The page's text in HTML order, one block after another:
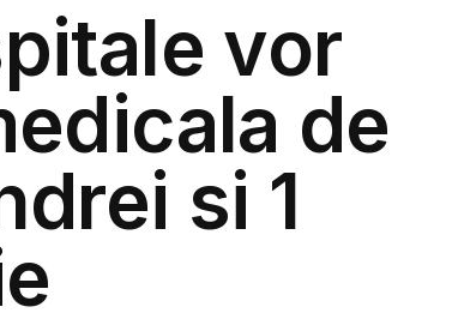
vor
de
si 1